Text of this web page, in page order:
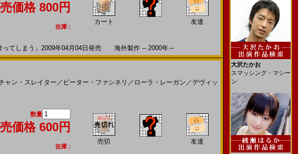
価格 800円
在庫 :
カート 友達
てしまう」2009年04月04日発売 海外製作 -- 2000年～
ャン・スレイター ／ ピーター・ファシネリ ／ ローラ・レーガン ／デヴィッ
数量
価格 600円
在庫 :
売切 友達
大沢たかお
スマッシング・マシー
ン